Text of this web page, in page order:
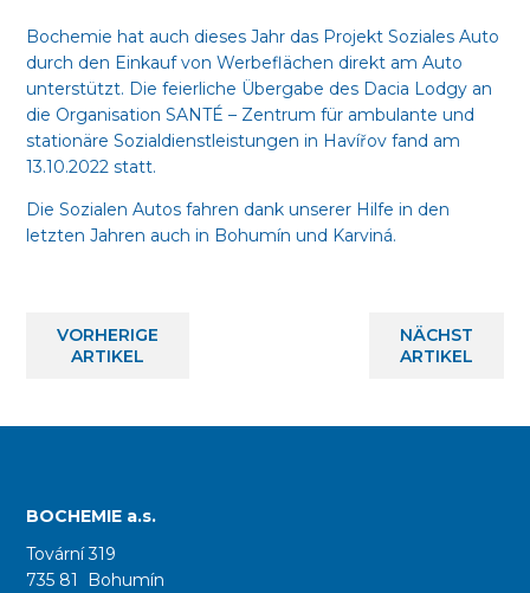
Bochemie hat auch dieses Jahr das Projekt Soziales Auto
durch den Einkauf von Werbeflächen direkt am Auto
unterstützt. Die feierliche Übergabe des Dacia Lodgy an
die Organisation SANTÉ – Zentrum für ambulante und
stationäre Sozialdienstleistungen in Havířov fand am
13.10.2022 statt.
Die Sozialen Autos fahren dank unserer Hilfe in den
letzten Jahren auch in Bohumín und Karviná.
NÄCHST
ARTIKEL
VORHERIGE
ARTIKEL
BOCHEMIE a.s.
Tovární 319
735 81 Bohumín